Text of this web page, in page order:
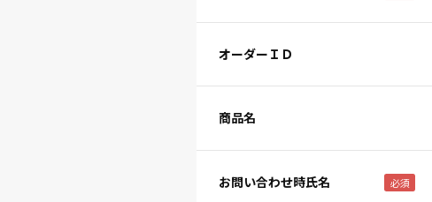
オーダーＩＤ
商品名
お問い合わせ時氏名